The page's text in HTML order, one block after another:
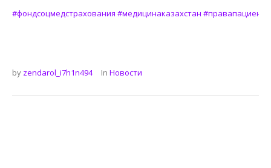
#фондсоцмедстрахования #медицинаказахстан #правапациента
by zendarol_i7h1n494 In Новости